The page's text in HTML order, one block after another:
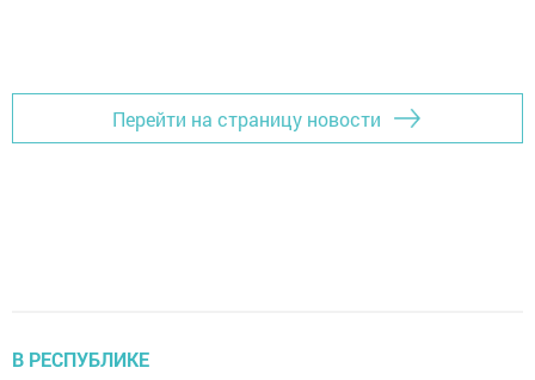
Перейти на страницу новости
В РЕСПУБЛИКЕ